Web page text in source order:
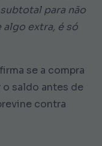
para não
algo extra, é só
se a compra
o saldo antes de
contra